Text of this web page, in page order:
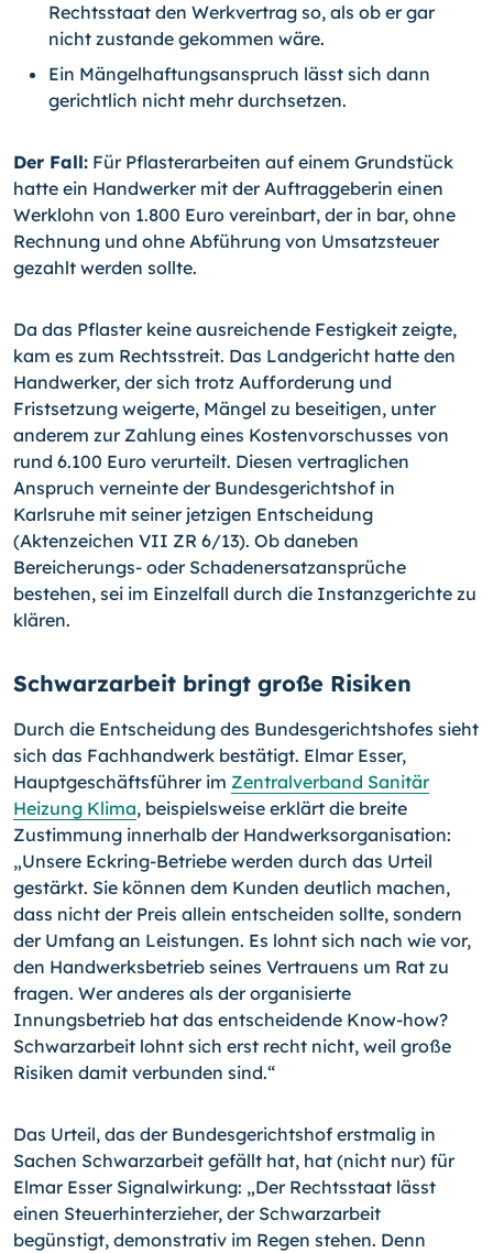
Rechtsstaat den Werkvertrag so, als ob er gar
nicht zustande ge­kommen wäre.
Ein Mängelhaftungsanspruch lässt sich dann
gerichtlich nicht mehr durchsetzen.
Der Fall: Für Pflasterarbeiten auf einem Grundstück
hatte ein Handwerker mit der Auftraggeberin einen
Werklohn von 1.800 Euro vereinbart, der in bar, ohne
Rechnung und ohne Abführung von Umsatzsteuer
gezahlt werden sollte.
Da das Pflaster keine ausreichende Festigkeit zeigte,
kam es zum Rechtsstreit. Das Landgericht hatte den
Handwerker, der sich trotz Aufforderung und
Fristsetzung weigerte, Mängel zu beseitigen, unter
anderem zur Zahlung eines Kostenvorschusses von
rund 6.100 Euro verurteilt. Diesen vertraglichen
Anspruch verneinte der Bundes­gerichtshof in
Karlsruhe mit seiner jetzigen Entscheidung
(Aktenzeichen VII ZR 6/13). Ob daneben
Bereicherungs- oder Schadenersatzansprüche
bestehen, sei im Einzelfall durch die Instanzgerichte zu
klären.
Schwarzarbeit bringt große Risiken
Durch die Entscheidung des Bundesgerichtshofes sieht
sich das Fachhandwerk be­stätigt. Elmar Esser,
Hauptgeschäftsführer im Zentralverband Sanitär
Heizung Klima, beispielsweise erklärt die breite
Zustimmung innerhalb der Handwerksorganisation:
„Unsere Eckring-Betriebe werden durch das Urteil
gestärkt. Sie können dem Kunden deutlich machen,
dass nicht der Preis allein entscheiden sollte, sondern
der Umfang an Leistungen. Es lohnt sich nach wie vor,
den Handwerksbetrieb seines Vertrauens um Rat zu
fragen. Wer anderes als der organisierte
Innungsbetrieb hat das entschei­dende Know-how?
Schwarzarbeit lohnt sich erst recht nicht, weil große
Risiken damit verbunden sind.“
Das Urteil, das der Bundesgerichtshof erstmalig in
Sachen Schwarzarbeit gefällt hat, hat (nicht nur) für
Elmar Esser Signalwirkung: „Der Rechtsstaat lässt
einen Steuer­hinterzieher, der Schwarzarbeit
begünstigt, demonstrativ im Regen stehen. Denn